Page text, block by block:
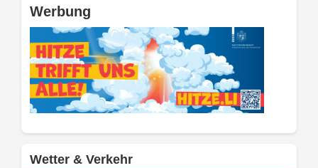
Werbung
Wetter & Verkehr